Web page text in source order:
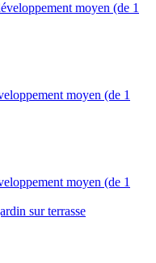
moyen (de 1
moyen (de 1
moyen (de 1
sur terrasse